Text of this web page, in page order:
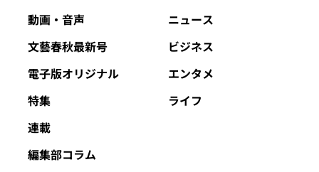
動画・音声
文藝春秋最新号
電子版オリジナル
特集
連載
編集部コラム
ニュース
ビジネス
エンタメ
ライフ